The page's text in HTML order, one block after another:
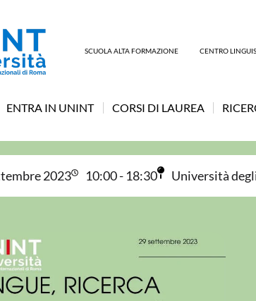
SCUOLA ALTA FORMAZIONE CENTRO
ENTRA IN UNINT CORSI DI LAUREA
2023 10:00 - 18:30 Università